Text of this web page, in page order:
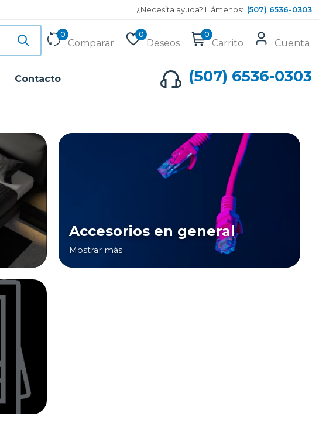
¿Necesita ayuda? Llámenos: (507) 6536-0303
0
Comparar
0
Deseos
0
Carrito Cuenta
Contacto (507) 6536-0303
Accesorios en general
Mostrar más